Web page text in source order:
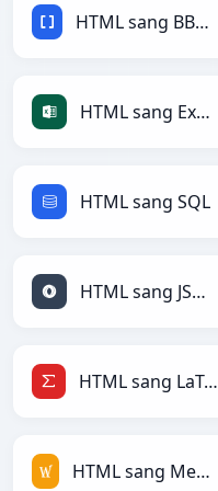
HTML sang BBCode
HTML sang Excel
HTML sang SQL
HTML sang JSON
HTML sang LaTeX
HTML sang MediaWiki